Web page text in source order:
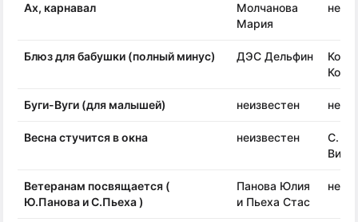
Ах, карнавал
Молчанова
Мария
Блюз для бабушки (полный минус) ДЭС Дельфин
Буги-Вуги (для малышей) неизвестен
Весна стучится в окна неизвестен
С.
Ветеранам посвящается (
Ю.Панова и С.Пьеха )
Панова Юлия
и Пьеха Стас